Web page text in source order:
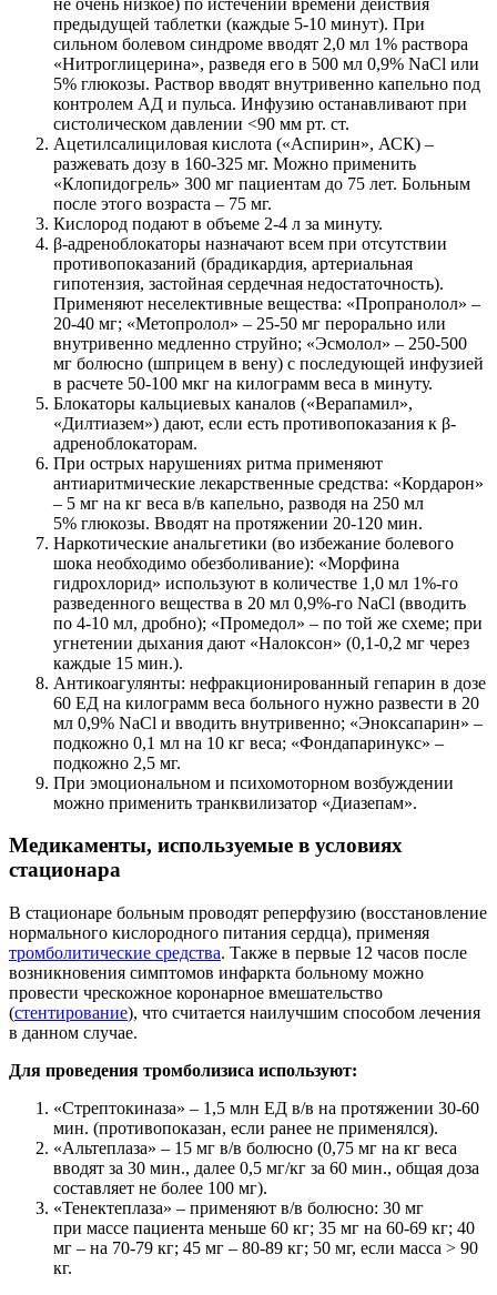
предыдущей таблетки (каждые 5-10 минут). При
сильном болевом синдроме вводят 2,0 мл 1% раствора
«Нитроглицерина», разведя его в 500 мл 0,9% NaCl или
5% глюкозы. Раствор вводят внутривенно капельно под
контролем АД и пульса. Инфузию останавливают при
систолическом давлении <90 мм рт. ст.
Ацетилсалициловая кислота («Аспирин», АСК) –
разжевать дозу в 160-325 мг. Можно применить
«Клопидогрель» 300 мг пациентам до 75 лет. Больным
после этого возраста – 75 мг.
Кислород подают в объеме 2-4 л за минуту.
β-адреноблокаторы назначают всем при отсутствии
противопоказаний (брадикардия, артериальная
гипотензия, застойная сердечная недостаточность).
Применяют неселективные вещества: «Пропранолол» –
20-40 мг; «Метопролол» – 25-50 мг перорально или
внутривенно медленно струйно; «Эсмолол» – 250-500
мг болюсно (шприцем в вену) с последующей инфузией
в расчете 50-100 мкг на килограмм веса в минуту.
Блокаторы кальциевых каналов («Верапамил»,
«Дилтиазем») дают, если есть противопоказания к β-
адреноблокаторам.
При острых нарушениях ритма применяют
антиаритмические лекарственные средства: «Кордарон»
– 5 мг на кг веса в/в капельно, разводя на 250 мл
5% глюкозы. Вводят на протяжении 20-120 мин.
Наркотические анальгетики (во избежание болевого
шока необходимо обезболивание): «Морфина
гидрохлорид» используют в количестве 1,0 мл 1%-го
разведенного вещества в 20 мл 0,9%-го NaCl (вводить
по 4-10 мл, дробно); «Промедол» – по той же схеме; при
угнетении дыхания дают «Налоксон» (0,1-0,2 мг через
каждые 15 мин.).
Антикоагулянты: нефракционированный гепарин в дозе
60 ЕД на килограмм веса больного нужно развести в 20
мл 0,9% NaCl и вводить внутривенно; «Эноксапарин» –
подкожно 0,1 мл на 10 кг веса; «Фондапаринукс» –
подкожно 2,5 мг.
При эмоциональном и психомоторном возбуждении
можно применить транквилизатор «Диазепам».
Медикаменты, используемые в условиях
стационара
В стационаре больным проводят реперфузию (восстановление
нормального кислородного питания сердца), применяя
тромболитические средства. Также в первые 12 часов после
возникновения симптомов инфаркта больному можно
провести чрескожное коронарное вмешательство
(стентирование), что считается наилучшим способом лечения
в данном случае.
Для проведения тромболизиса используют:
«Стрептокиназа» – 1,5 млн ЕД в/в на протяжении 30-60
мин. (противопоказан, если ранее не применялся).
«Альтеплаза» – 15 мг в/в болюсно (0,75 мг на кг веса
вводят за 30 мин., далее 0,5 мг/кг за 60 мин., общая доза
составляет не более 100 мг).
«Тенектеплаза» – применяют в/в болюсно: 30 мг
при массе пациента меньше 60 кг; 35 мг на 60-69 кг; 40
мг – на 70-79 кг; 45 мг – 80-89 кг; 50 мг, если масса > 90
кг.